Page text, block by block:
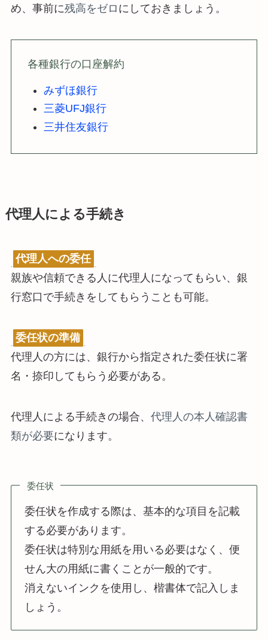
め、事前に残高をゼロ にしておきましょう。
各種銀行の口座解約
みずほ銀行
三菱UFJ銀行
三井住友銀行
代理人による手続き
代理人への委任
親族や信頼できる人に代理人になってもらい、銀
行窓口で手続きをしてもらうことも可能。
委任状の準備
代理人の方には、銀行から指定された委任状に署
名・捺印してもらう必要がある。
代理人による手続きの場合、 代理人の本人確認書
類が必要になります。
委任状
委任状を作成する際は、基本的な項目を記載
する必要があります。
委任状は特別な用紙を用いる必要はなく、便
せん大の用紙に書くことが一般的です。
消えないインクを使用し、楷書体で記入しま
しょう。